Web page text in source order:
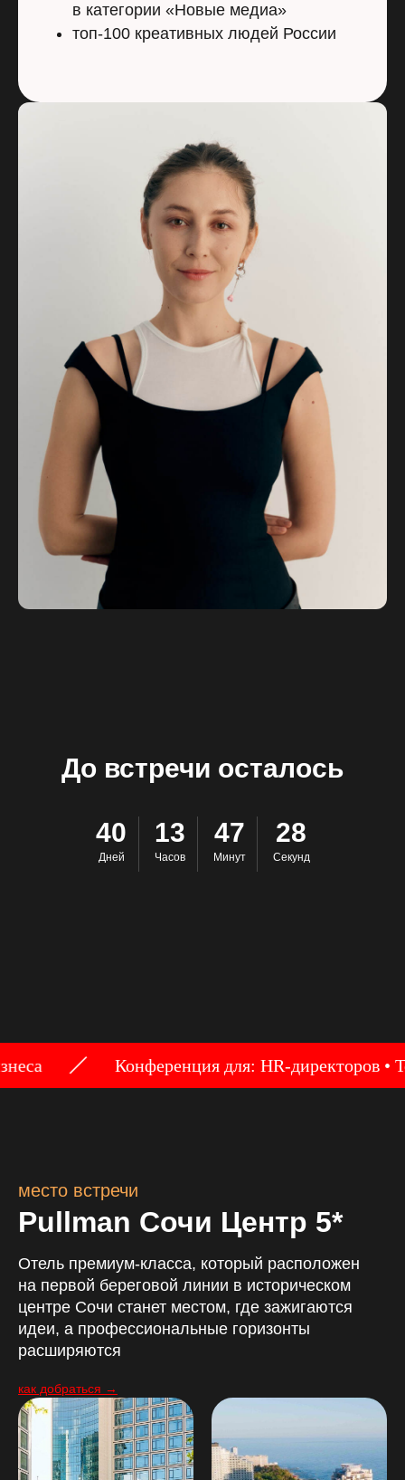
в категории «Новые медиа»
топ-100 креативных людей России
До встречи осталось
40
Дней
13
Часов
47
Минут
27
Секунд
Конференция для: HR-директоров • Топ-
место встречи
Pullman Сочи Центр 5*
Отель премиум-класса, который расположен
на первой береговой линии в историческом
центре Сочи станет местом, где зажигаются
идеи, а профессиональные горизонты
расширяются
как добраться →